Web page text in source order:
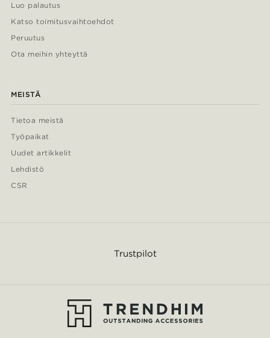
Luo palautus
Katso toimitusvaihtoehdot
Peruutus
Ota meihin yhteyttä
MEISTÄ
Tietoa meistä
Työpaikat
Uudet artikkelit
Lehdistö
CSR
Trustpilot